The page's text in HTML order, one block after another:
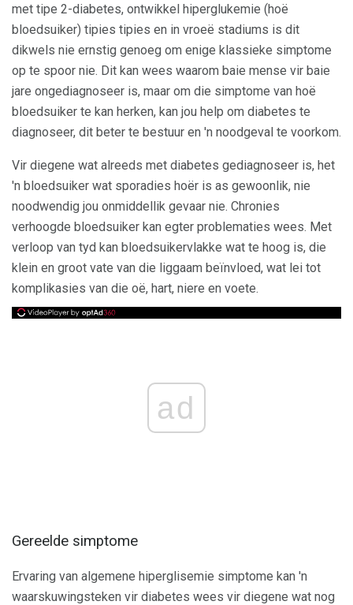
met tipe 2-diabetes, ontwikkel hiperglukemie (hoë
bloedsuiker) tipies tipies en in vroeë stadiums is dit
dikwels nie ernstig genoeg om enige klassieke simptome
op te spoor nie. Dit kan wees waarom baie mense vir baie
jare ongediagnoseer is, maar om die simptome van hoë
bloedsuiker te kan herken, kan jou help om diabetes te
diagnoseer, dit beter te bestuur en 'n noodgeval te voorkom.
Vir diegene wat alreeds met diabetes gediagnoseer is, het
'n bloedsuiker wat sporadies hoër is as gewoonlik, nie
noodwendig jou onmiddellik gevaar nie. Chronies
verhoogde bloedsuiker kan egter problematies wees. Met
verloop van tyd kan bloedsuikervlakke wat te hoog is, die
klein en groot vate van die liggaam beïnvloed, wat lei tot
komplikasies van die oë, hart, niere en voete.
ad
Gereelde simptome
Ervaring van algemene hiperglisemie simptome kan 'n
waarskuwingsteken vir diabetes wees vir diegene wat nog